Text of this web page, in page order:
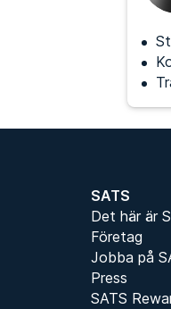
SATS
Det här är
Företag
Jobba på
Press
SATS